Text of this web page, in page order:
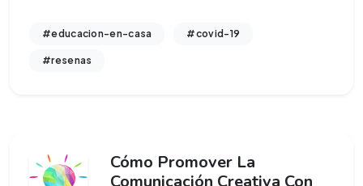
#educacion-en-casa #covid-19
#resenas
Cómo Promover La
Comunicación Creativa Con